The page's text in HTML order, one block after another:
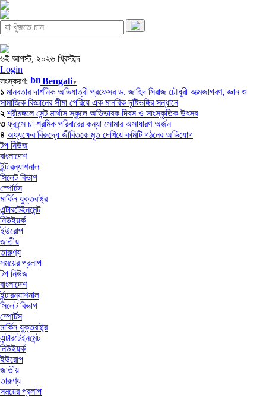
৬ই আগস্ট, ২০২৬ খ্রিস্টাব্দ
Login
সংস্করণ:
Bengali▼
১ মানবতার দার্শনিক অভিযাত্রী প্রফেসর ড. জাহিদ সিরাজ চৌধুরী আত্মজাগরণ, জ্ঞান ও
সামাজিক বিজ্ঞানের সীমা পেরিয়ে এক মানবিক দৃষ্টিভঙ্গির সন্ধানে
২ শ্রীমঙ্গলে সেন্ট মার্থাস স্কুলে অভিভাবক দিবস ও সাংস্কৃতিক উৎসব
৩ ফ্রান্সে চা শ্রমিক পরিবারের কন্যা সোমার অসাধারণ অর্জন
৪ অধ্যক্ষের বিরুদ্ধে জীবিতকে মৃত দেখিয়ে কমিটি গঠনের অভিযোগ
টপ নিউজ
বাংলাদেশ
ইন্টারন্যাশনাল
সিলেট বিভাগ
স্পোর্টস
মার্কিন যুক্তরাষ্ট্র
এন্টারটেইনমেন্ট
নিউইয়র্ক
ইউরোপ
জাতীয়
তারুণ্য
সময়ের প্রলাপ
টপ নিউজ
বাংলাদেশ
ইন্টারন্যাশনাল
সিলেট বিভাগ
স্পোর্টস
মার্কিন যুক্তরাষ্ট্র
এন্টারটেইনমেন্ট
নিউইয়র্ক
ইউরোপ
জাতীয়
তারুণ্য
সময়ের প্রলাপ